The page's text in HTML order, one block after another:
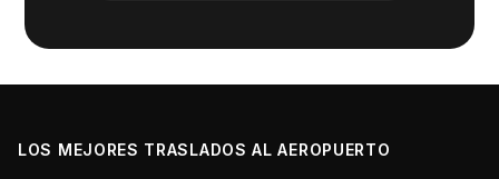
LOS MEJORES TRASLADOS AL AEROPUERTO